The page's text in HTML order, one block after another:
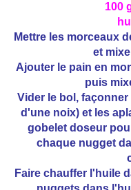
100
Mettre les morceaux
et
Ajouter le pain en
puis
Vider le bol,
d'une noix) et les
gobelet doseur
chaque nugget
Faire chauffer l'huile